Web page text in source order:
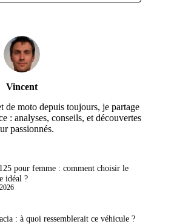
Vincent
de moto depuis toujours, je partage
: analyses, conseils, et découvertes
passionnés.
pour femme : comment choisir le
idéal ?
: à quoi ressemblerait ce véhicule ?